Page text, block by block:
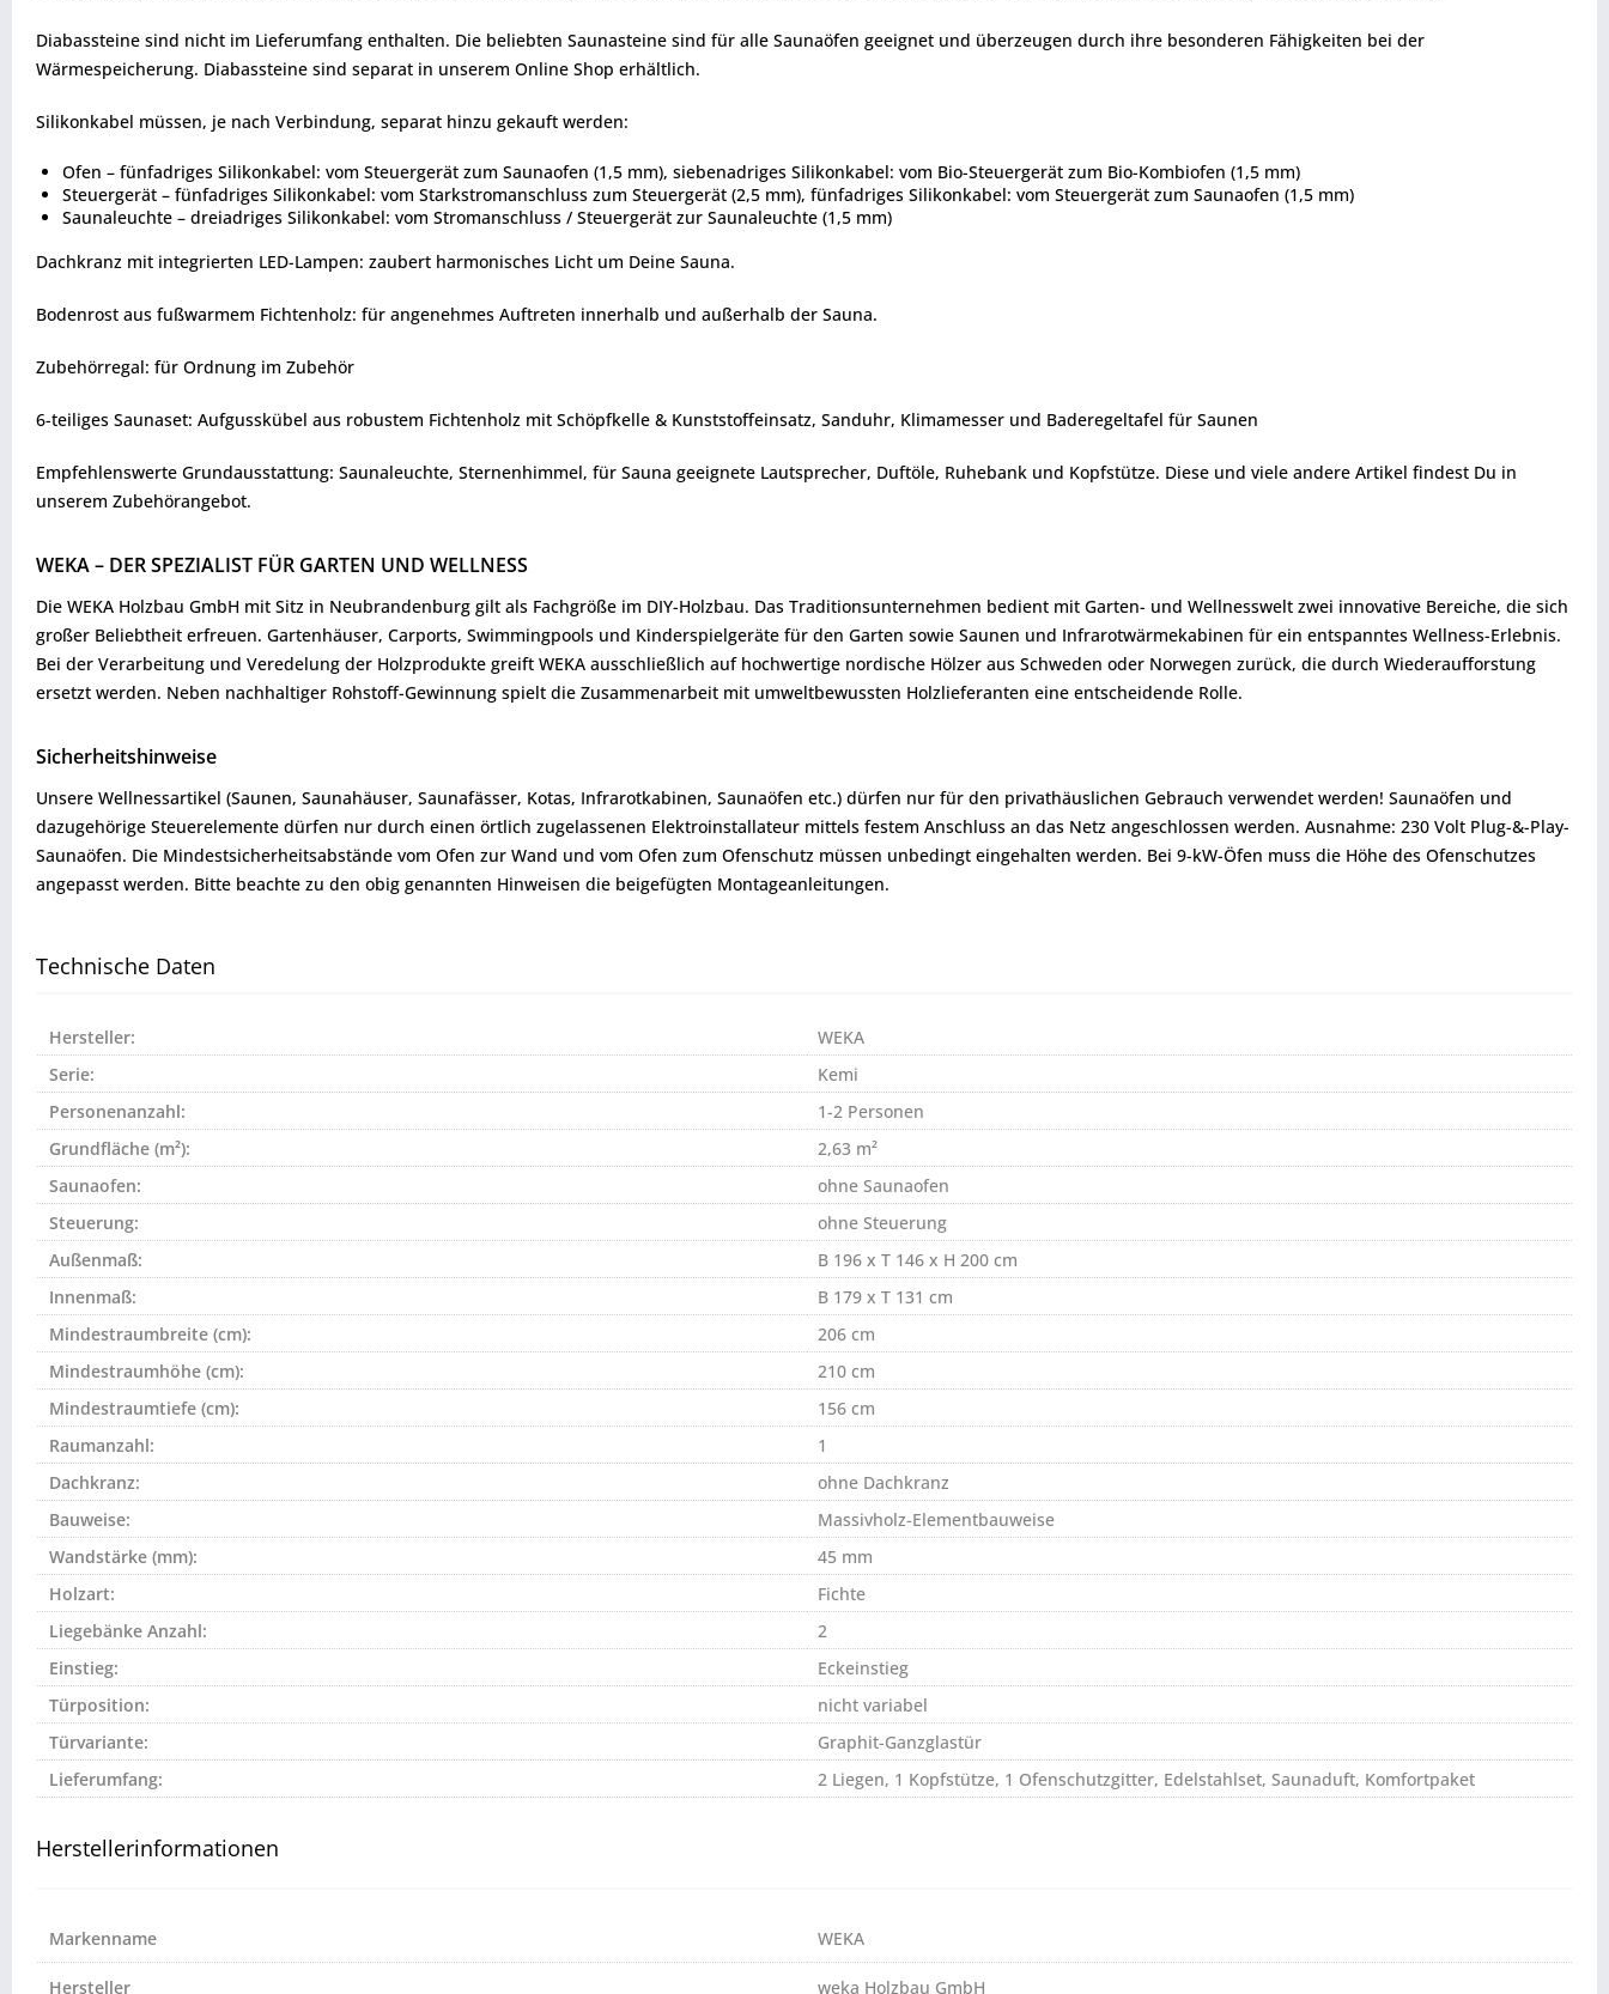
Diabassteine sind nicht im Lieferumfang enthalten. Die beliebten Saunasteine sind für alle Saunaöfen geeignet und überzeugen durch ihre besonderen Fähigkeiten bei der
Wärmespeicherung. Diabassteine sind separat in unserem Online Shop erhältlich.
Silikonkabel müssen, je nach Verbindung, separat hinzu gekauft werden:
Ofen – fünfadriges Silikonkabel: vom Steuergerät zum Saunaofen (1,5 mm), siebenadriges Silikonkabel: vom Bio-Steuergerät zum Bio-Kombiofen (1,5 mm)
Steuergerät – fünfadriges Silikonkabel: vom Starkstromanschluss zum Steuergerät (2,5 mm), fünfadriges Silikonkabel: vom Steuergerät zum Saunaofen (1,5 mm)
Saunaleuchte – dreiadriges Silikonkabel: vom Stromanschluss / Steuergerät zur Saunaleuchte (1,5 mm)
Dachkranz mit integrierten LED-Lampen: zaubert harmonisches Licht um Deine Sauna.
Bodenrost aus fußwarmem Fichtenholz: für angenehmes Auftreten innerhalb und außerhalb der Sauna.
Zubehörregal: für Ordnung im Zubehör
6-teiliges Saunaset: Aufgusskübel aus robustem Fichtenholz mit Schöpfkelle & Kunststoffeinsatz, Sanduhr, Klimamesser und Baderegeltafel für Saunen
Empfehlenswerte Grundausstattung: Saunaleuchte, Sternenhimmel, für Sauna geeignete Lautsprecher, Duftöle, Ruhebank und Kopfstütze. Diese und viele andere Artikel findest Du in
unserem Zubehörangebot.
WEKA – DER SPEZIALIST FÜR GARTEN UND WELLNESS
Die WEKA Holzbau GmbH mit Sitz in Neubrandenburg gilt als Fachgröße im DIY-Holzbau. Das Traditionsunternehmen bedient mit Garten- und Wellnesswelt zwei innovative Bereiche, die sich
großer Beliebtheit erfreuen. Gartenhäuser, Carports, Swimmingpools und Kinderspielgeräte für den Garten sowie Saunen und Infrarotwärmekabinen für ein entspanntes Wellness-Erlebnis.
Bei der Verarbeitung und Veredelung der Holzprodukte greift WEKA ausschließlich auf hochwertige nordische Hölzer aus Schweden oder Norwegen zurück, die durch Wiederaufforstung
ersetzt werden. Neben nachhaltiger Rohstoff-Gewinnung spielt die Zusammenarbeit mit umweltbewussten Holzlieferanten eine entscheidende Rolle.
Sicherheitshinweise
Unsere Wellnessartikel (Saunen, Saunahäuser, Saunafässer, Kotas, Infrarotkabinen, Saunaöfen etc.) dürfen nur für den privathäuslichen Gebrauch verwendet werden! Saunaöfen und
dazugehörige Steuerelemente dürfen nur durch einen örtlich zugelassenen Elektroinstallateur mittels festem Anschluss an das Netz angeschlossen werden. Ausnahme: 230 Volt Plug-&-Play-
Saunaöfen. Die Mindestsicherheitsabstände vom Ofen zur Wand und vom Ofen zum Ofenschutz müssen unbedingt eingehalten werden. Bei 9-kW-Öfen muss die Höhe des Ofenschutzes
angepasst werden. Bitte beachte zu den obig genannten Hinweisen die beigefügten Montageanleitungen.
Technische Daten
Hersteller:
WEKA
Serie:
Kemi
Personenanzahl:
1-2 Personen
Grundfläche (m²):
2,63 m²
Saunaofen:
ohne Saunaofen
Steuerung:
ohne Steuerung
Außenmaß:
B 196 x T 146 x H 200 cm
Innenmaß:
B 179 x T 131 cm
Mindestraumbreite (cm):
206 cm
Mindestraumhöhe (cm):
210 cm
Mindestraumtiefe (cm):
156 cm
Raumanzahl:
1
Dachkranz:
ohne Dachkranz
Bauweise:
Massivholz-Elementbauweise
Wandstärke (mm):
45 mm
Holzart:
Fichte
Liegebänke Anzahl:
2
Einstieg:
Eckeinstieg
Türposition:
nicht variabel
Türvariante:
Graphit-Ganzglastür
Lieferumfang:
2 Liegen, 1 Kopfstütze, 1 Ofenschutzgitter, Edelstahlset, Saunaduft, Komfortpaket
Herstellerinformationen
Markenname WEKA
Hersteller weka Holzbau GmbH